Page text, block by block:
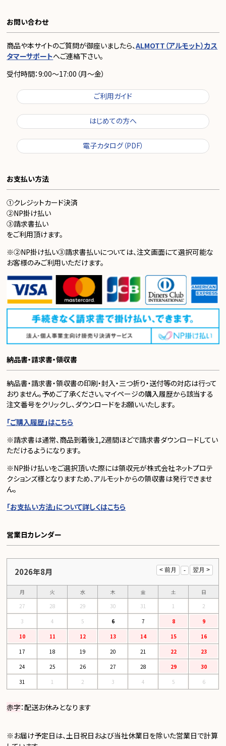
お問い合わせ
商品や本サイトのご質問が御座いましたら、ALMOTT（アルモット）カス
タマーサポートへご連絡下さい。
受付時間：9:00～17:00（月～金）
ご利用ガイド
はじめての方へ
電子カタログ（PDF）
お支払い方法
①クレジットカード決済
②NP掛け払い
③請求書払い
をご利用頂けます。
※②NP掛け払い③請求書払いについては、注文画面にて選択可能な
お客様のみご利用いただけます。
納品書・請求書・領収書
納品書・請求書・領収書の印刷・封入・三つ折り・送付等の対応は行って
おりません。予めご了承ください。マイページの購入履歴から該当する
注文番号をクリックし、ダウンロードをお願いいたします。
「ご購入履歴」はこちら
※請求書は通常、商品到着後1,2週間ほどで請求書ダウンロードしてい
ただけるようになります。
※NP掛け払いをご選択頂いた際には領収元が株式会社ネットプロテ
クションズ様となりますため、アルモットからの領収書は発行できませ
ん。
「お支払い方法」について詳しくはこちら
営業日カレンダー
2026年8月
月 火 水 木 金 土
日
27
28 29 30 31 1
2
3
4 5 6 7 8
9
10
11 12 13 14 15
16
17
18 19 20 21 22
23
24
25 26 27 28 29
30
31
1 2 3 4 5 6
赤字：配送お休みとなります
※お届け予定日は、土日祝日および当社休業日を除いた営業日で計算